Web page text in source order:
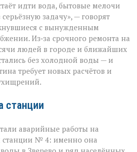
воды
ни
туда
ни
сюда:
в
Зверево
и
окрестностях —
идти вода, бытовые мелочи
задачу», — говорят
с вынужденным
Из‑за срочного ремонта на
людей в городе и ближайших
без холодной воды — и
требует новых расчётов и
станции
аварийные работы на
станции № 4: именно она